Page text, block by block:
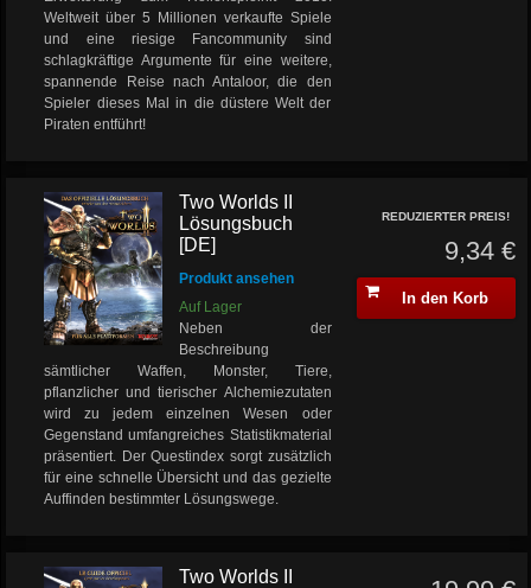
Weltweit über 5 Millionen verkaufte Spiele
und eine riesige Fancommunity sind
schlagkräftige Argumente für eine weitere,
spannende Reise nach Antaloor, die den
Spieler dieses Mal in die düstere Welt der
Piraten entführt!
Two Worlds II
Lösungsbuch
[DE]
Produkt ansehen
Auf Lager
Neben der
Beschreibung
sämtlicher Waffen, Monster, Tiere,
pflanzlicher und tierischer Alchemiezutaten
wird zu jedem einzelnen Wesen oder
Gegenstand umfangreiches Statistikmaterial
präsentiert. Der Questindex sorgt zusätzlich
für eine schnelle Übersicht und das gezielte
Auffinden bestimmter Lösungswege.
REDUZIERTER PREIS!
9,34 €
In den Korb
Two Worlds II